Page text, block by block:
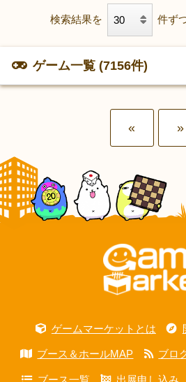
検索結果を 件ず
ゲーム一覧 (7156件)
« »
ゲームマーケットとは
ブース＆ホールMAP ブロ
ブース一覧 出展申し込み